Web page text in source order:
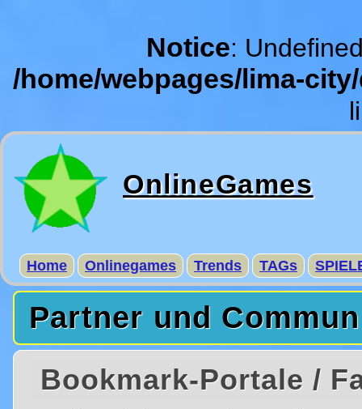
Notice:
/home/webpages/lima-
OnlineGames
Home Onlinegames Trends TAGs
Partner und
Bookmark-Portale /